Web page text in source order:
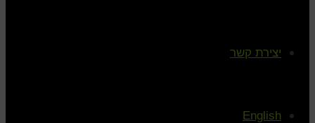
יצירת קשר
English